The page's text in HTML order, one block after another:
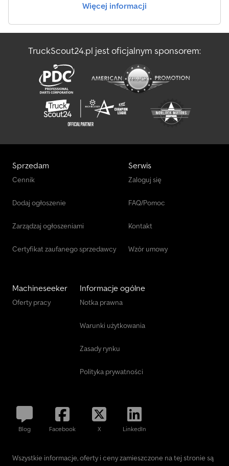
Więcej informacji
TruckScout24.pl jest oficjalnym sponsorem:
Sprzedam
Cennik
Dodaj ogłoszenie
Zarządzaj ogłoszeniami
Certyfikat zaufanego sprzedawcy
Serwis
Zaloguj się
FAQ/Pomoc
Kontakt
Wzór umowy
Machineseeker
Oferty pracy
Informacje ogólne
Notka prawna
Warunki użytkowania
Zasady rynku
Polityka prywatności
Blog Facebook X LinkedIn
Wszystkie informacje, oferty i ceny zamieszczone na tej stronie są